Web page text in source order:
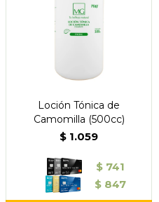
Loción Tónica de
Camomilla (500cc)
$ 1.059
$ 741
$ 847